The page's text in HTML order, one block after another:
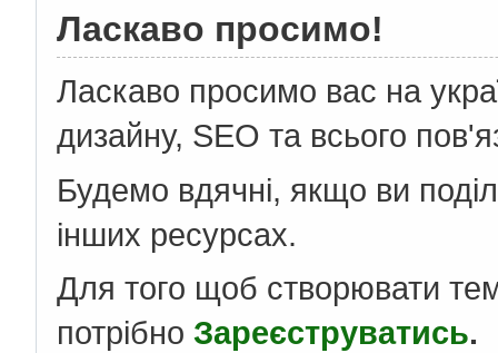
Ласкаво просимо!
Ласкаво просимо вас на
дизайну, SEO та всього
Будемо вдячні, якщо ви
інших ресурсах.
Для того щоб створювати
потрібно Зареєструватись.